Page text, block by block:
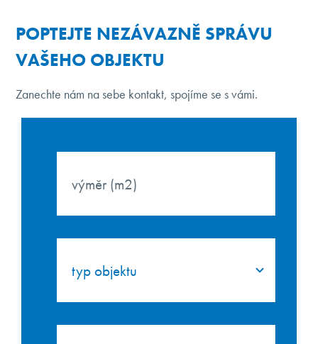
POPTEJTE NEZÁVAZNĚ SPRÁVU
VAŠEHO OBJEKTU
Zanechte nám na sebe kontakt, spojíme se s vámi.